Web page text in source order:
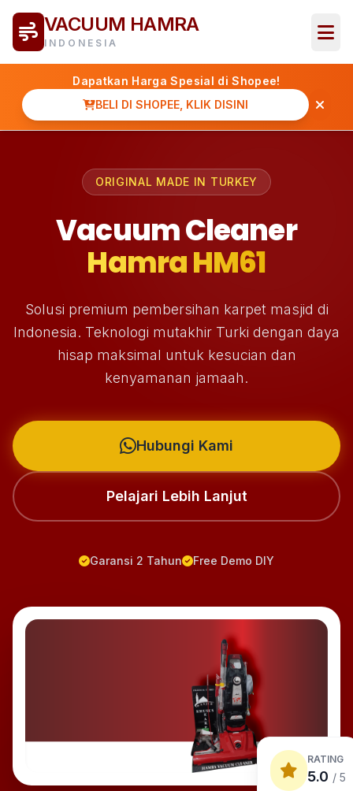
VACUUM HAMRA
INDONESIA
Dapatkan Harga Spesial di Shopee!
BELI DI SHOPEE, KLIK DISINI
ORIGINAL MADE IN TURKEY
Vacuum Cleaner
Hamra HM61
Solusi premium pembersihan karpet masjid di
Indonesia. Teknologi mutakhir Turki dengan daya
hisap maksimal untuk kesucian dan
kenyamanan jamaah.
Hubungi Kami
Pelajari Lebih Lanjut
Garansi 2 Tahun Free Demo DIY
RATING
5.0 / 5